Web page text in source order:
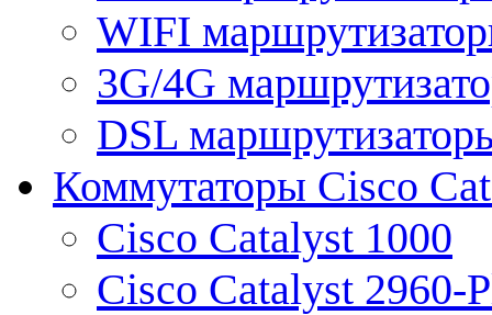
WIFI
3G/4G
DSL
Коммутаторы Cisco
Cisco Catalyst 1000
Cisco Catalyst 2960-